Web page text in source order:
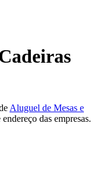
Aluguel de Mesas e
das empresas.